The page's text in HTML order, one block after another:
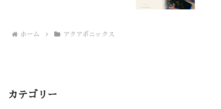
ホーム アクアポニックス
カテゴリー